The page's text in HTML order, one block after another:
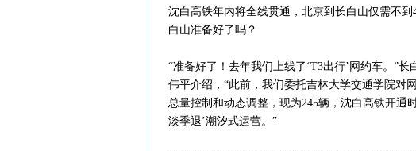
沈白高铁年内将全线贯通，北京到长白山仅需不
白山准备好了吗？
“准备好了！去年我们上线了‘T3出行’网约车。”
伟平介绍，“此前，我们委托吉林大学交通学院对
总量控制和动态调整，现为245辆，沈白高铁开通
淡季退’潮汐式运营。”